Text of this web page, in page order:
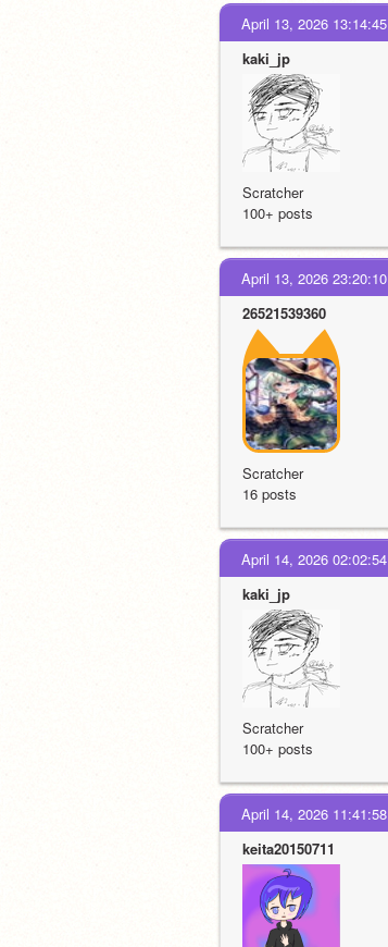
April 13, 2026 13:14:45
kaki_jp
Scratcher
100+ posts
April 13, 2026 23:20:10
26521539360
Scratcher
16 posts
April 14, 2026 02:02:54
kaki_jp
Scratcher
100+ posts
April 14, 2026 11:41:58
keita20150711